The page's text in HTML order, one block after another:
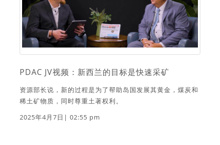
PDAC JV视频：新西兰的目标是快速采矿
资源部长说，新的过程是为了帮助岛国发展其黄金，煤炭和
稀土矿物质，同时尊重土著权利。
2025年4月7日| 02:55 pm